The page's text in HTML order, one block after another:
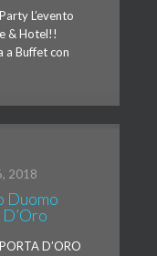
L’evento
& Hotel!!
a Buffet con
2018
Duomo
D’ORO